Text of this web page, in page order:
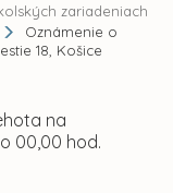
zariadeniach
Oznámenie o
18, Košice
na
00,00 hod.